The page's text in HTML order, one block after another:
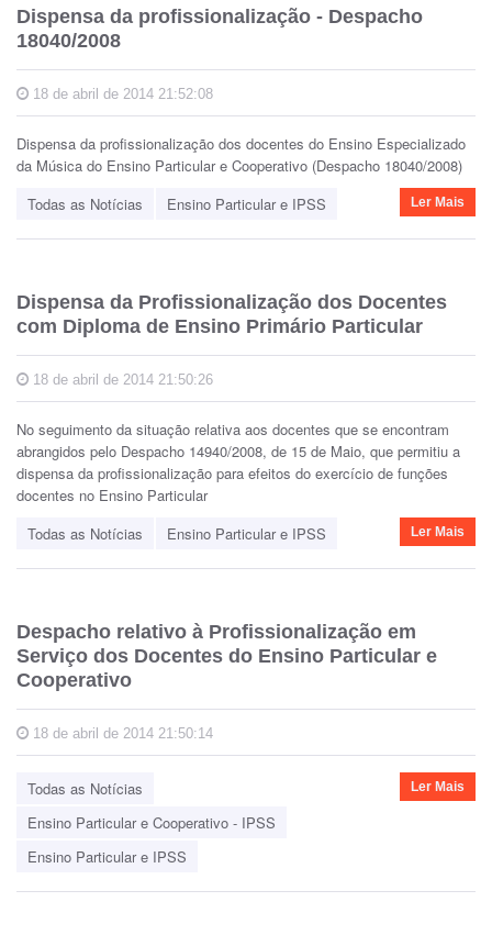
Dispensa da profissionalização - Despacho
18040/2008
18 de abril de 2014 21:52:08
Dispensa da profissionalização dos docentes do Ensino Especializado
da Música do Ensino Particular e Cooperativo (Despacho 18040/2008)
Todas as Notícias
Ensino Particular e IPSS Ler Mais
Dispensa da Profissionalização dos Docentes
com Diploma de Ensino Primário Particular
18 de abril de 2014 21:50:26
No seguimento da situação relativa aos docentes que se encontram
abrangidos pelo Despacho 14940/2008, de 15 de Maio, que permitiu a
dispensa da profissionalização para efeitos do exercício de funções
docentes no Ensino Particular
Todas as Notícias
Ensino Particular e IPSS Ler Mais
Despacho relativo à Profissionalização em
Serviço dos Docentes do Ensino Particular e
Cooperativo
18 de abril de 2014 21:50:14
Todas as Notícias
Ensino Particular e Cooperativo - IPSS
Ensino Particular e IPSS
Ler Mais